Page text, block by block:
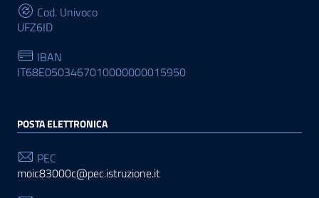
Cod. Univoco
UFZ6ID
IBAN
IT68E0503467010000000015950
POSTA ELETTRONICA
PEC
moic83000c@pec.istruzione.it